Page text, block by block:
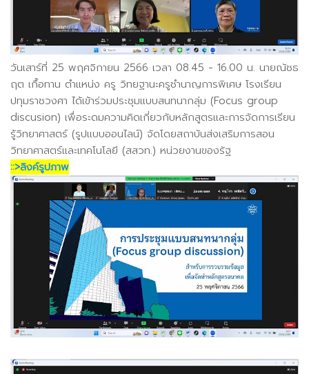
วันเสาร์ที่ 25 พฤศจิกายน 2566 เวลา 08.45 - 16.00 น. นายณัชธ
ฤต เกื้อทาน ตำแหน่ง ครู วิทยฐานะครูชำนาญการพิเศษ โรงเรียน
ปทุมราชวงศา ได้เข้าร่วมประชุมแบบสนทนากลุ่ม (Focus group
discusion) เพื่อระดมความคิดเกี่ยวกับหลักสูตรและการจัดการเรียน
รู้วิทยาศาสตร์ (รูปแบบออนไลน์) จัดโดยสถาบันส่งเสริมการสอน
วิทยาศาสตร์และเทคโนโลยี (สสวท.) หน่วยงานของรัฐ
::>ลิงค์รูปภาพ